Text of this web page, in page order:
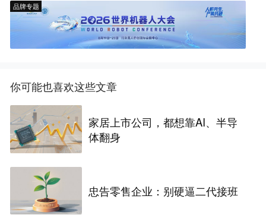
品牌专题
你可能也喜欢这些文章
家居上市公司，都想靠AI、半导
体翻身
忠告零售企业：别硬逼二代接班